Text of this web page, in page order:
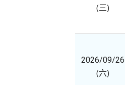
(三)
2026/09/26
(六)